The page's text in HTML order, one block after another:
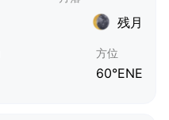
残月
方位
60°ENE